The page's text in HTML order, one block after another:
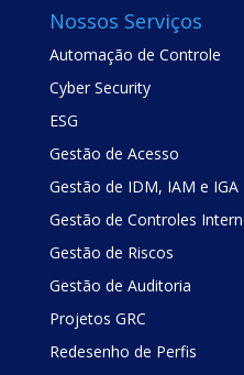
Nossos Serviços
Automação de Controle
Cyber Security
ESG
Gestão de Acesso
Gestão de IDM, IAM e IGA
Gestão de Controles
Gestão de Riscos
Gestão de Auditoria
Projetos GRC
Redesenho de Perfis